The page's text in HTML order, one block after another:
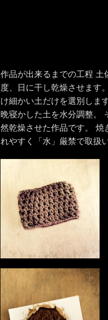
作品が出来るまでの工程
度、日に干し乾燥させます
け細かい土だけを選別しま
晩寝かした土を水分調整。
然乾燥させた作品です。
れやすく「水」厳禁で取扱